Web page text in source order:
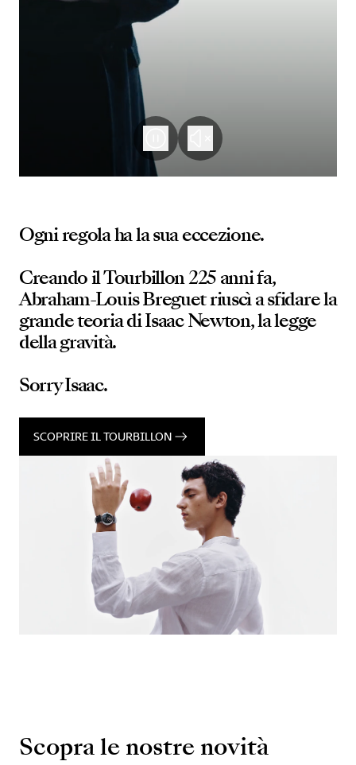
Ogni regola ha la sua eccezione.
Creando il Tourbillon 225 anni fa,
Abraham-Louis Breguet riuscì a sfidare la
grande teoria di Isaac Newton, la legge
della gravità.
Sorry Isaac.
SCOPRIRE IL TOURBILLON
Scopra le nostre novità